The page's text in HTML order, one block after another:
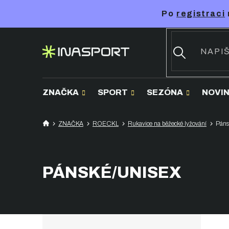
Po registraci
ZNAČKA SPORT SEZÓNA
ZNAČKA ROECKL Rukavice na běžecké lyžování
PÁNSKÉ/UNISEX